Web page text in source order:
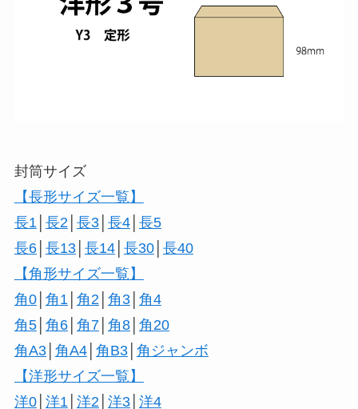
封筒サイズ
【長形サイズ一覧】
長1 長2 長3│ 長4│ 長5
長6│ 長13│ 長14│ 長30│ 長40
【角形サイズ一覧】
角0│ 角1 角2 角3│ 角4
角5│ 角6│ 角7│ 角8│ 角20
角A3│ 角A4│ 角B3│ 角ジャンボ
【洋形サイズ一覧】
洋0│ 洋1 洋2 洋3│ 洋4